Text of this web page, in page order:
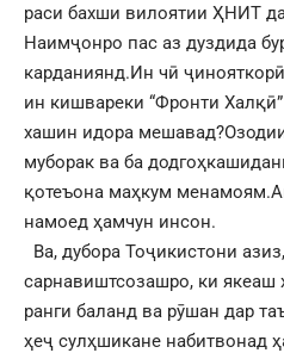
раси бахши вилоятии ҲНИТ
Наимҷонро пас аз дуздида
карданиянд.Ин чӣ
ин кишвареки “Фронти
хашин идора
муборак ва ба
қотеъона маҳкум
намоед ҳамчун инсон.
Ва, дубора Тоҷикистони
сарнавиштсозашро, ки якеаш
ранги баланд ва рӯшан дар
ҳеҷ сулҳшикане набитвонад